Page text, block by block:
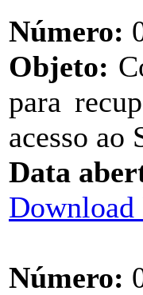
Número:
Objeto:
para
acesso ao
Data
Número: